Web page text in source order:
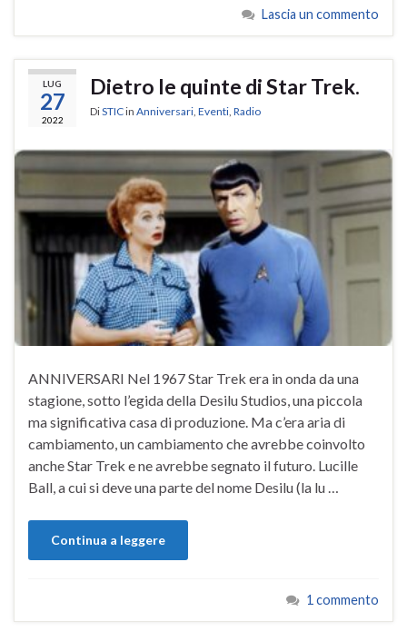
Lascia un commento
LUG
27
2022
Dietro le quinte di Star Trek.
DiSTICin Anniversari Eventi Radio
ANNIVERSARI Nel 1967 Star Trek era in onda da una
stagione, sotto l’egida della Desilu Studios, una piccola
ma significativa casa di produzione. Ma c’era aria di
cambiamento, un cambiamento che avrebbe coinvolto
anche Star Trek e ne avrebbe segnato il futuro. Lucille
Ball, a cui si deve una parte del nome Desilu (la lu …
Continua a leggere
1 commento